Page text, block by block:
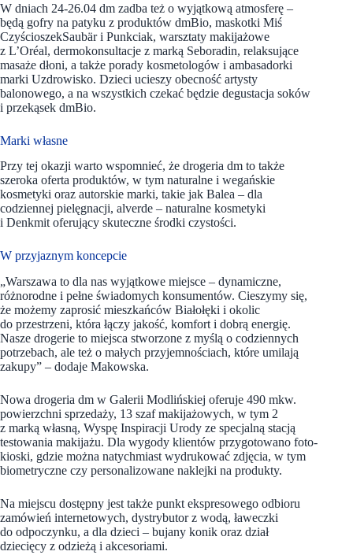
W dniach 24-26.04 dm zadba też o wyjątkową atmosferę –
będą gofry na patyku z produktów dmBio, maskotki Miś
CzyścioszekSaubär i Punkciak, warsztaty makijażowe
z L’Oréal, dermokonsultacje z marką Seboradin, relaksujące
masaże dłoni, a także porady kosmetologów i ambasadorki
marki Uzdrowisko. Dzieci ucieszy obecność artysty
balonowego, a na wszystkich czekać będzie degustacja soków
i przekąsek dmBio.
Marki własne
Przy tej okazji warto wspomnieć, że drogeria dm to także
szeroka oferta produktów, w tym naturalne i wegańskie
kosmetyki oraz autorskie marki, takie jak Balea – dla
codziennej pielęgnacji, alverde – naturalne kosmetyki
i Denkmit oferujący skuteczne środki czystości.
W przyjaznym koncepcie
„Warszawa to dla nas wyjątkowe miejsce – dynamiczne,
różnorodne i pełne świadomych konsumentów. Cieszymy się,
że możemy zaprosić mieszkańców Białołęki i okolic
do przestrzeni, która łączy jakość, komfort i dobrą energię.
Nasze drogerie to miejsca stworzone z myślą o codziennych
potrzebach, ale też o małych przyjemnościach, które umilają
zakupy” – dodaje Makowska.
Nowa drogeria dm w Galerii Modlińskiej oferuje 490 mkw.
powierzchni sprzedaży, 13 szaf makijażowych, w tym 2
z marką własną, Wyspę Inspiracji Urody ze specjalną stacją
testowania makijażu. Dla wygody klientów przygotowano foto-
kioski, gdzie można natychmiast wydrukować zdjęcia, w tym
biometryczne czy personalizowane naklejki na produkty.
Na miejscu dostępny jest także punkt ekspresowego odbioru
zamówień internetowych, dystrybutor z wodą, ławeczki
do odpoczynku, a dla dzieci – bujany konik oraz dział
dziecięcy z odzieżą i akcesoriami.